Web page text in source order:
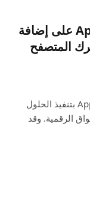
سيجبر الاتحاد الأوروبي شركة Apple على إضافة
المتصفح
شهدت الأشهر القليلة الماضية قيام شركة Apple بتنفيذ الحلول
الرقمية. وقد